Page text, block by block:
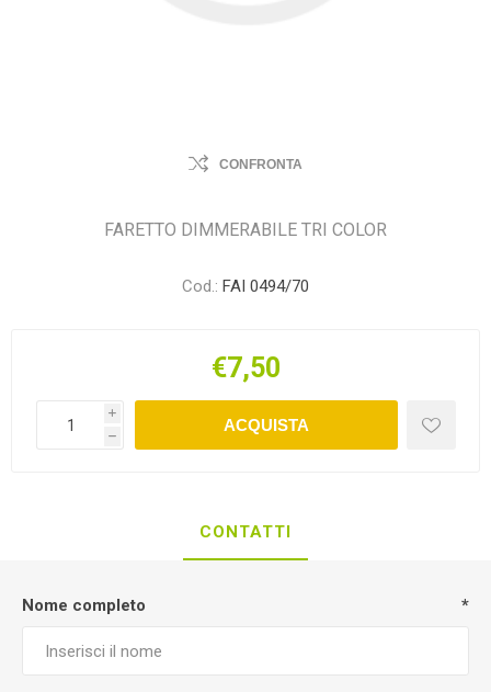
CONFRONTA
FARETTO DIMMERABILE TRI COLOR
Cod.: FAI 0494/70
€7,50
i
h
ACQUISTA
CONTATTI
Nome completo *